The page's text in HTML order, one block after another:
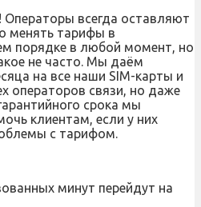
Операторы всегда оставляют
менять тарифы в
порядке в любой момент, но
не часто. Мы даём
на все наши SIM-карты и
операторов связи, но даже
срока мы
клиентам, если у них
с тарифом.
минут перейдут на